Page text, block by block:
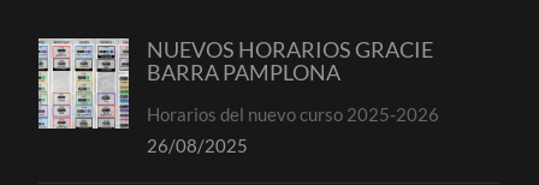
NUEVOS HORARIOS GRACIE
BARRA PAMPLONA
Horarios del nuevo curso 2025-2026
26/08/2025